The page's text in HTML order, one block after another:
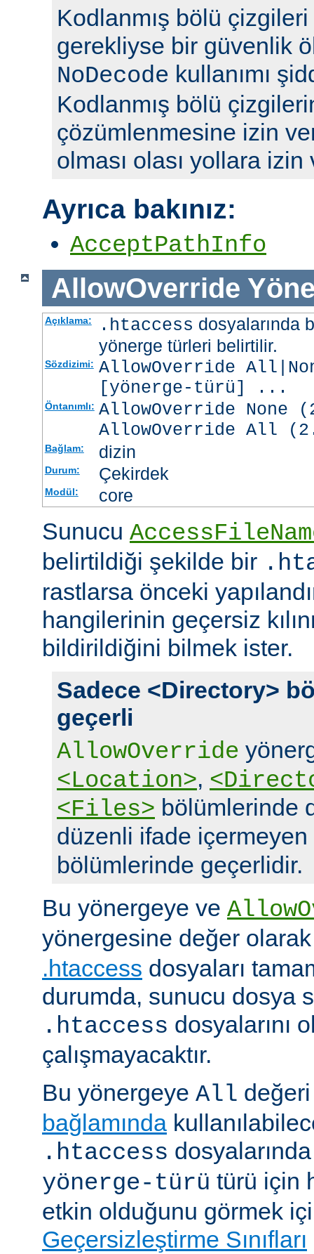
Kodlanmış bölü
gerekliyse bir güvenlik
NoDecode kullanımı
Kodlanmış bölü
çözümlenmesine izin
olması olası yollara
Ayrıca bakınız:
AcceptPathInfo
AllowOverride
Açıklama: .htaccess dosyalarında
yönerge türleri belirtilir.
Sözdizimi: AllowOverride
[yönerge-türü] ...
Öntanımlı: AllowOverride None
AllowOverride All
Bağlam: dizin
Durum: Çekirdek
Modül: core
Sunucu
belirtildiği şekilde bir
rastlarsa önceki
hangilerinin geçersiz
bildirildiğini bilmek ister.
Sadece <Directory>
geçerli
AllowOverride
<Location>,
<Files> bölümlerinde
düzenli ifade içermeyen
bölümlerinde geçerlidir.
Bu yönergeye ve
yönergesine değer
.htaccess dosyaları
durumda, sunucu dosya
.htaccess dosyalarını
çalışmayacaktır.
Bu yönergeye All
bağlamında
.htaccess
yönerge-türü türü için
etkin olduğunu görmek
Geçersizleştirme Sınıfları